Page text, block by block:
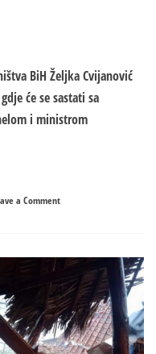
BiH Željka Cvijanović
će se sastati sa
i ministrom
a Commenton